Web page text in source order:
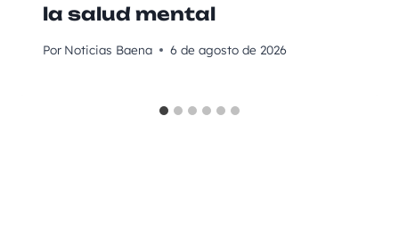
la salud mental
Por Noticias Baena 6 de agosto de 2026